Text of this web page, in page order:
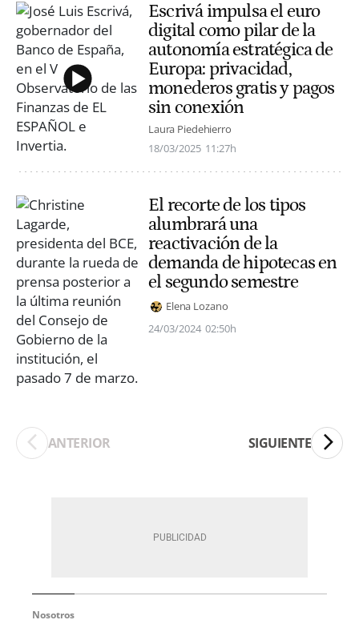
Escrivá impulsa el euro
digital como pilar de la
autonomía estratégica de
Europa: privacidad,
monederos gratis y pagos
sin conexión
Laura Piedehierro
18/03/2025 11:27h
El recorte de los tipos
alumbrará una
reactivación de la
demanda de hipotecas en
el segundo semestre
Elena Lozano
24/03/2024 02:50h
ANTERIOR SIGUIENTE
Nosotros